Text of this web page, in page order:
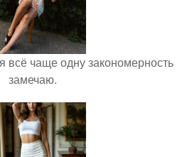
всё чаще одну закономерность
замечаю.